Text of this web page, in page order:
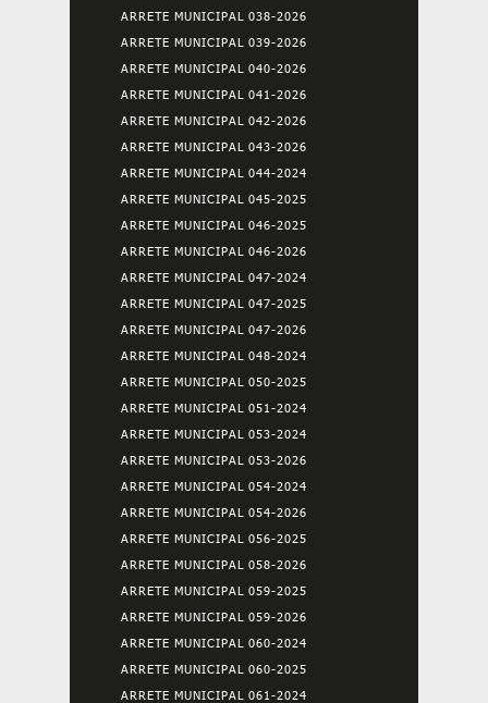
ARRETE MUNICIPAL 038-2026
ARRETE MUNICIPAL 039-2026
ARRETE MUNICIPAL 040-2026
ARRETE MUNICIPAL 041-2026
ARRETE MUNICIPAL 042-2026
ARRETE MUNICIPAL 043-2026
ARRETE MUNICIPAL 044-2024
ARRETE MUNICIPAL 045-2025
ARRETE MUNICIPAL 046-2025
ARRETE MUNICIPAL 046-2026
ARRETE MUNICIPAL 047-2024
ARRETE MUNICIPAL 047-2025
ARRETE MUNICIPAL 047-2026
ARRETE MUNICIPAL 048-2024
ARRETE MUNICIPAL 050-2025
ARRETE MUNICIPAL 051-2024
ARRETE MUNICIPAL 053-2024
ARRETE MUNICIPAL 053-2026
ARRETE MUNICIPAL 054-2024
ARRETE MUNICIPAL 054-2026
ARRETE MUNICIPAL 056-2025
ARRETE MUNICIPAL 058-2026
ARRETE MUNICIPAL 059-2025
ARRETE MUNICIPAL 059-2026
ARRETE MUNICIPAL 060-2024
ARRETE MUNICIPAL 060-2025
ARRETE MUNICIPAL 061-2024